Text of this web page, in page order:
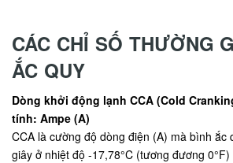
CÁC CHỈ SỐ THƯỜNG
ẮC QUY
Dòng khởi động lạnh CCA (Cold
tính: Ampe (A)
CCA là cường độ dòng điện (A) mà bình ắc
giây ở nhiệt độ -17,78°C (tương đương